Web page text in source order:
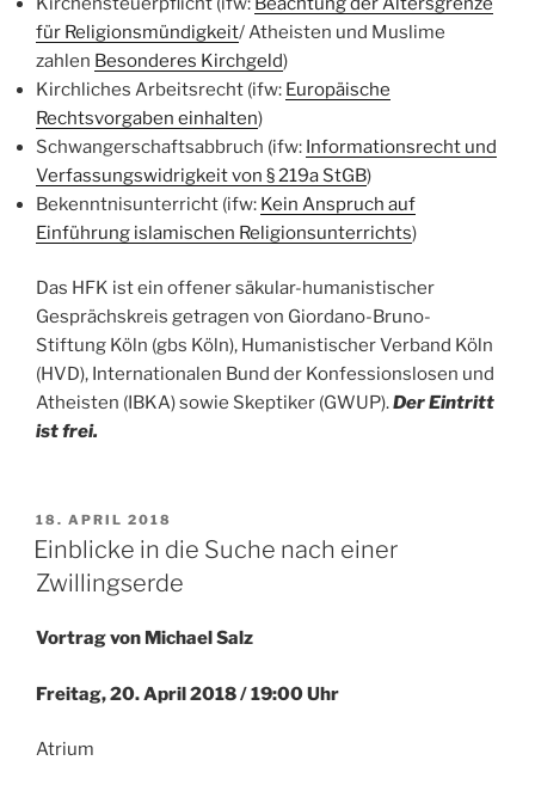
für Religionsmündigkeit/ Atheisten und Muslime
zahlen Besonderes Kirchgeld)
Kirchliches Arbeitsrecht (ifw: Europäische
Rechtsvorgaben einhalten)
Schwangerschaftsabbruch (ifw: Informationsrecht und
Verfassungswidrigkeit von § 219a StGB)
Bekenntnisunterricht (ifw: Kein Anspruch auf
Einführung islamischen Religionsunterrichts)
Das HFK ist ein offener säkular-humanistischer
Gesprächskreis getragen von Giordano-Bruno-
Stiftung Köln (gbs Köln), Humanistischer Verband Köln
(HVD), Internationalen Bund der Konfessionslosen und
Atheisten (IBKA) sowie Skeptiker (GWUP).Der Eintritt
ist frei.
VERÖFFENTLICHT
AM
18. APRIL 2018
Einblicke in die Suche nach einer
Zwillingserde
Vortrag von Michael Salz
Freitag, 20. April 2018 / 19:00 Uhr
Atrium